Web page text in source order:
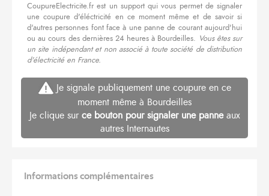
CoupureElectricite.fr est un support qui vous permet de signaler
une coupure d'éléctricité en ce moment même et de savoir si
d'autres personnes font face à une panne de courant aujourd'hui
ou au cours des dernières 24 heures à Bourdeilles. Vous êtes sur
un site indépendant et non associé à toute société de distribution
d'électricité en France.
Je signale publiquement une coupure en ce
moment même à Bourdeilles
Je clique sur ce bouton pour signaler une panneaux
autres Internautes
Informations complémentaires